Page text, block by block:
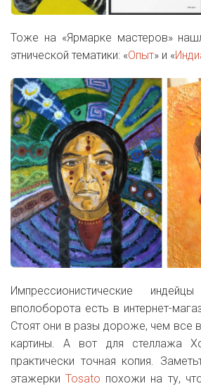
Тоже на «Ярмарке мастеров»
этнической тематики: «Опыт» и «
Импрессионистические
вполоборота есть в интернет-
Стоят они в разы дороже, чем все
картины. А вот для стеллажа
практически точная копия.
этажеркиTosato похожи на ту,